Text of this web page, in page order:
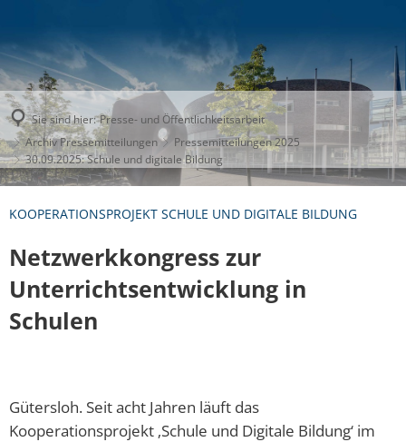
Sie sind hier: Presse- und Öffentlichkeitsarbeit
Archiv Pressemitteilungen
Pressemitteilungen 2025
30.09.2025: Schule und digitale Bildung
KOOPERATIONSPROJEKT SCHULE UND DIGITALE BILDUNG
Netzwerkkongress zur
Unterrichtsentwicklung in
Schulen
Gütersloh. Seit acht Jahren läuft das
Kooperationsprojekt ‚Schule und Digitale Bildung‘ im